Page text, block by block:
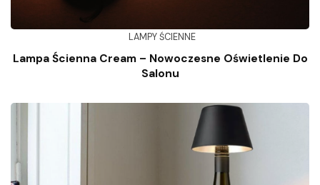
LAMPY ŚCIENNE
Lampa Ścienna Cream – Nowoczesne Oświetlenie Do
Salonu